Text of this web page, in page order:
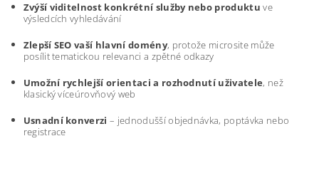
Zvýší viditelnost konkrétní služby nebo produktu ve
výsledcích vyhledávání
Zlepší SEO vaší hlavní domény, protože microsite může
posílit tematickou relevanci a zpětné odkazy
Umožní rychlejší orientaci a rozhodnutí uživatele, než
klasický víceúrovňový web
Usnadní konverzi – jednodušší objednávka, poptávka nebo
registrace